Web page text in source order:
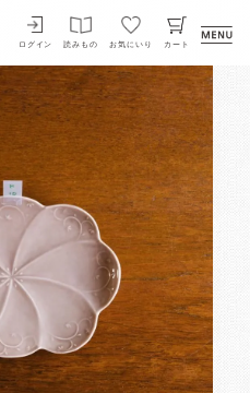
ログイン 読みもの お気にいり カート